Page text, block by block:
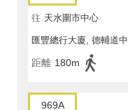
往 天水圍市中心
匯豐總行大廈, 德輔道中
距離 180m
969A